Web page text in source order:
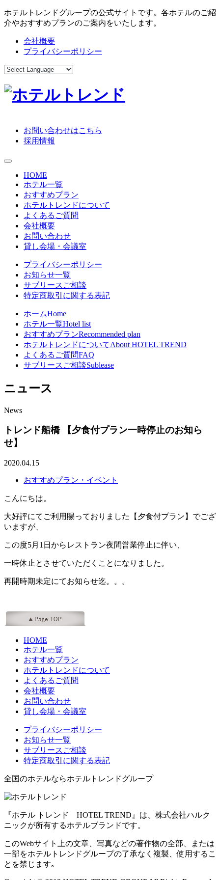
ホテルトレンドグループの公式サイトです。各ホテルのご紹
介やおすすめプランのご案内をいたします。
会社概要
プライバシーポリシー
お問い合わせはこちら
採用情報
toggle navigation
HOME
ホテル一覧
おすすめプラン
ホテルトレンドについて
よくあるご質問
会社概要
お問い合わせ
貸し会場・会議室
プライバシーポリシー
お知らせ一覧
サブリースご相談
特定商取引に関する表記
ホームHome
ホテル一覧Hotel list
おすすめプランRecommended plan
ホテルトレンドについてAbout HOTEL TREND
よくあるご質問FAQ
サブリースご相談Sublease
ニュース
News
トレンド船橋 【夕食付プラン一時停止のお知ら
せ】
2020.04.15
おすすめプラン・イベント
こんにちは。
大好評にてご利用賜っておりました【夕食付プラン】でござ
いますが、
この度5月1日からレストラン夜間営業停止に伴い、
一時休止とさせていただくことになりました。
再開時期未定にてお知らせ迄。。。
HOME
ホテル一覧
おすすめプラン
ホテルトレンドについて
よくあるご質問
会社概要
お問い合わせ
貸し会場・会議室
プライバシーポリシー
お知らせ一覧
サブリースご相談
特定商取引に関する表記
全国のホテルならホテルトレンドグループ
『ホテル トレンド HOTEL TREND』は、株式会社ハルク
ニックが所有するホテルブランドです。
このWebサイト上の文章、写真などの著作物の全部、または
一部をホテルトレンドグループの了承なく複製、使用するこ
とを禁じます｡